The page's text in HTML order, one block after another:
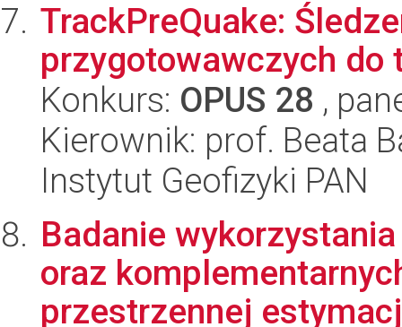
TrackPreQuake:
przygotowawczych do
Konkurs: OPUS 28 ,
Kierownik: prof. Beata
Instytut Geofizyki PAN
Badanie
oraz
przestrzennej